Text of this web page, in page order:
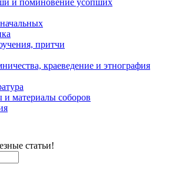
притчи
краеведение и этнография
материалы соборов
статьи!